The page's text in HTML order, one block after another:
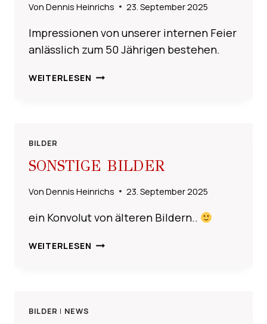
Von Dennis Heinrichs 23. September 2025
Impressionen von unserer internen Feier
anlässlich zum 50 Jährigen bestehen.
WEITERLESEN 50
BILDER
SONSTIGE BILDER
Von Dennis Heinrichs 23. September 2025
ein Konvolut von älteren Bildern..
WEITERLESEN SONSTIGE
BILDER | NEWS